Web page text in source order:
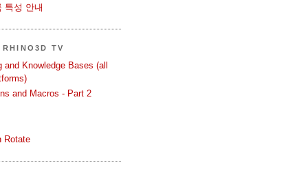
특성 안내
RHINO3D TV
Knowledge Bases (all
and Macros - Part 2
Rotate